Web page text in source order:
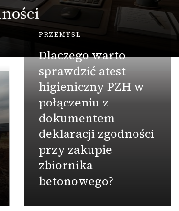
PRZEMYSŁ
Dlaczego warto
sprawdzić atest
higieniczny PZH w
połączeniu z
dokumentem
deklaracji zgodności
przy zakupie
zbiornika
betonowego?